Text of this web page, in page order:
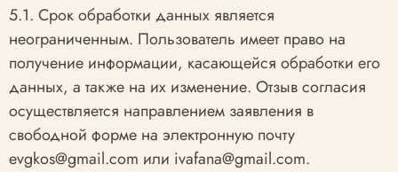
5.1. Срок обработки данных является
неограниченным. Пользователь имеет право на
получение информации, касающейся обработки его
данных, а также на их изменение. Отзыв согласия
осуществляется направлением заявления в
свободной форме на электронную почту
evgkos@gmail.com или ivafana@gmail.com.